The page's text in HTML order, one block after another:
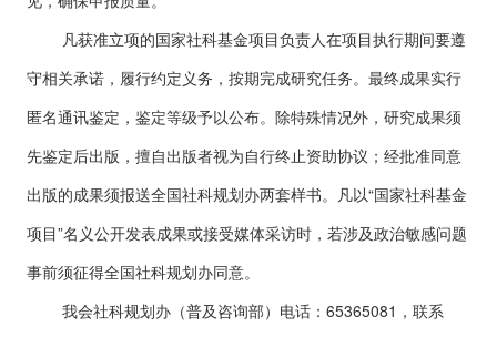
凡获准立项的国家社科基金项目负责人在项目执行期间要遵
守相关承诺，履行约定义务，按期完成研究任务。最终成果实行
匿名通讯鉴定，鉴定等级予以公布。除特殊情况外，研究成果须
先鉴定后出版，擅自出版者视为自行终止资助协议；经批准同意
出版的成果须报送全国社科规划办两套样书。凡以“国家社科基金
项目”名义公开发表成果或接受媒体采访时，若涉及政治敏感问题
事前须征得全国社科规划办同意。
我会社科规划办（普及咨询部）电话：65365081，联系